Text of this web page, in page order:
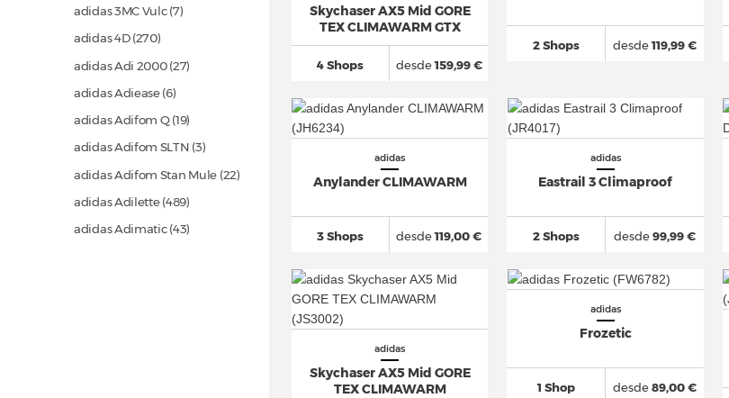
adidas 3MC Vulc (7)
adidas 4D(270)
adidas Adi 2000(27)
adidas Adiease (6)
adidas Adifom Q(19)
adidas Adifom SLTN (3)
adidas Adifom Stan Mule (22)
adidas Adilette(489)
adidas Adimatic(43)
Skychaser AX5 Mid GORE
TEX CLIMAWARM GTX
4 Shops desde159,99 €
2 Shops desde119,99 €
adidas
Anylander CLIMAWARM
3 Shops desde119,00 €
adidas
Eastrail 3 Climaproof
2 Shops desde99,99 €
adidas
Skychaser AX5 Mid GORE
TEX CLIMAWARM
adidas
Frozetic
1 Shop desde89,00 €